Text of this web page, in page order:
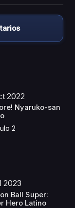
2022
Nyaruko-san
2
2023
Ball Super:
Hero Latino